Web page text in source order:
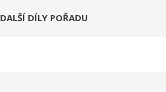
DALŠÍ DÍLY POŘADU